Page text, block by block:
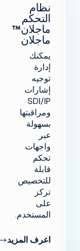
نظام
التحكم
ماجلان™
ماجلان
يمكنك
إدارة
توجيه
إشارات
SDI/IP
ومراقبتها
بسهولة
عبر
واجهات
تحكم
قابلة
للتخصيص
تركز
على
المستخدم.
اعرف المزيدالعودة